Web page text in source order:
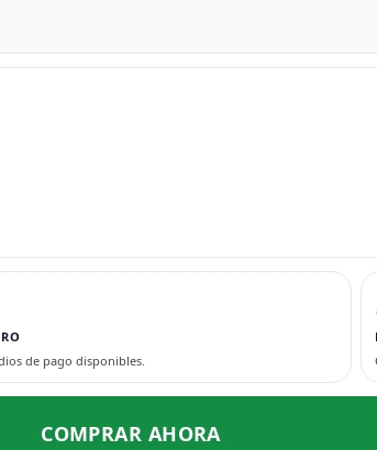
de pago disponibles.
COMPRAR AHORA